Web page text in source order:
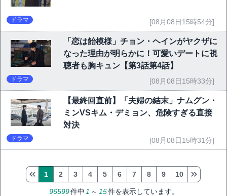
ドラマ [08月08日15時54分]
「恋は飴模様」チョン・ヘインがヤクザに
なった理由が明らかに！可愛いデートに視
聴者も胸キュン【第3話第4話】
ドラマ [08月08日15時33分]
【最終回直前】「夫婦の結末」ナムグン・
ミンVSキム・デミョン、危険すぎる直接
対決
ドラマ [08月08日15時31分]
96599件中 1 ～ 15件を表示しています。
1 2 3 4 5 6 7 8 9 10